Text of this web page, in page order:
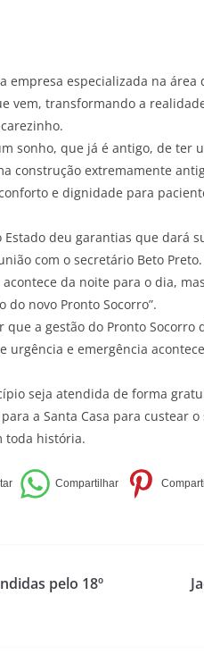
empresa especializada na área
vem, transformando a
sonho, que já é antigo, de ter
construção extremamente
e dignidade para
deu garantias que dará
com o secretário Beto
da noite para o dia,
novo Pronto Socorro”.
a gestão do Pronto Socorro
urgência e emergência
seja atendida de forma
a Santa Casa para custear
toda história.
pelo 18º